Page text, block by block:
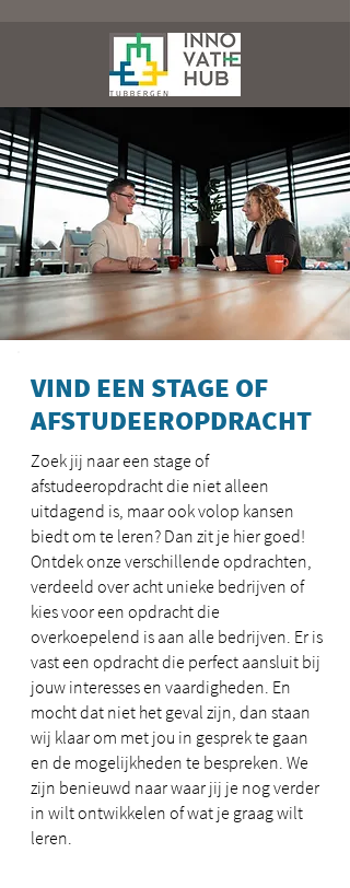
VIND EEN STAGE OF
AFSTUDEEROPDRACHT
Zoek jij naar een stage of
afstudeeropdracht die niet alleen
uitdagend is, maar ook volop kansen
biedt om te leren? Dan zit je hier goed!
Ontdek onze verschillende opdrachten,
verdeeld over acht unieke bedrijven of
kies voor een opdracht die
overkoepelend is aan alle bedrijven. Er is
vast een opdracht die perfect aansluit bij
jouw interesses en vaardigheden. En
mocht dat niet het geval zijn, dan staan
wij klaar om met jou in gesprek te gaan
en de mogelijkheden te bespreken. We
zijn benieuwd naar waar jij je nog verder
in wilt ontwikkelen of wat je graag wilt
leren.